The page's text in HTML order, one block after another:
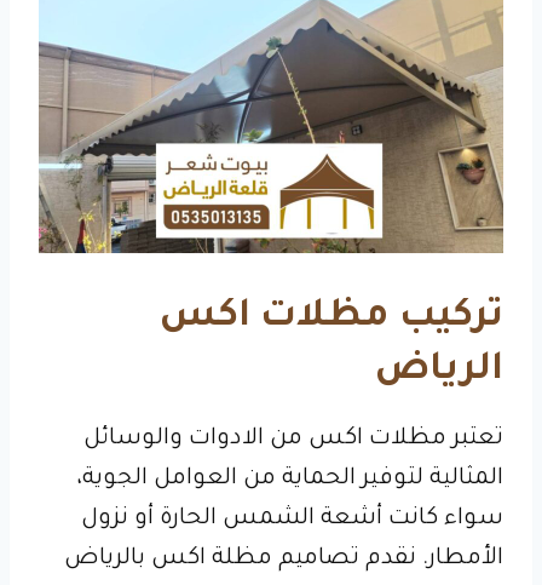
تركيب مظلات اكس
الرياض
تعتبر مظلات اكس من الادوات والوسائل
المثالية لتوفير الحماية من العوامل الجوية،
سواء كانت أشعة الشمس الحارة أو نزول
الأمطار. نقدم تصاميم مظلة اكس بالرياض